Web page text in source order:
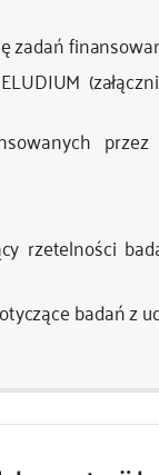
zadań
rzetelności
badań z